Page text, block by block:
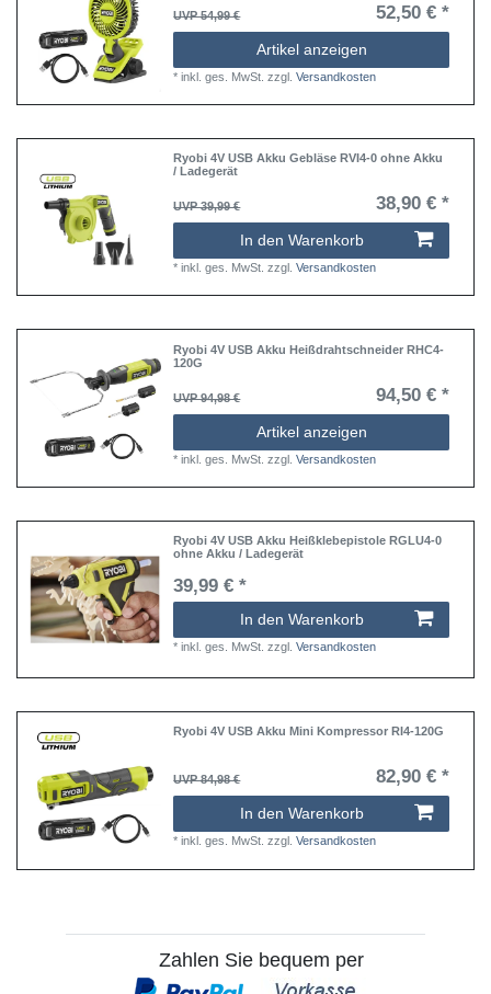
UVP 54,99 € 52,50 € *
Artikel anzeigen
*inkl. ges. MwSt. zzgl.Versandkosten
Ryobi 4V USB Akku Gebläse RVI4-0 ohne Akku
/ Ladegerät
UVP 39,99 € 38,90 € *
In den Warenkorb
*inkl. ges. MwSt. zzgl.Versandkosten
Ryobi 4V USB Akku Heißdrahtschneider RHC4-
120G
UVP 94,98 € 94,50 € *
Artikel anzeigen
*inkl. ges. MwSt. zzgl.Versandkosten
Ryobi 4V USB Akku Heißklebepistole RGLU4-0
ohne Akku / Ladegerät
39,99 € *
In den Warenkorb
*inkl. ges. MwSt. zzgl.Versandkosten
Ryobi 4V USB Akku Mini Kompressor RI4-120G
UVP 84,98 € 82,90 € *
In den Warenkorb
*inkl. ges. MwSt. zzgl.Versandkosten
Zahlen Sie bequem per